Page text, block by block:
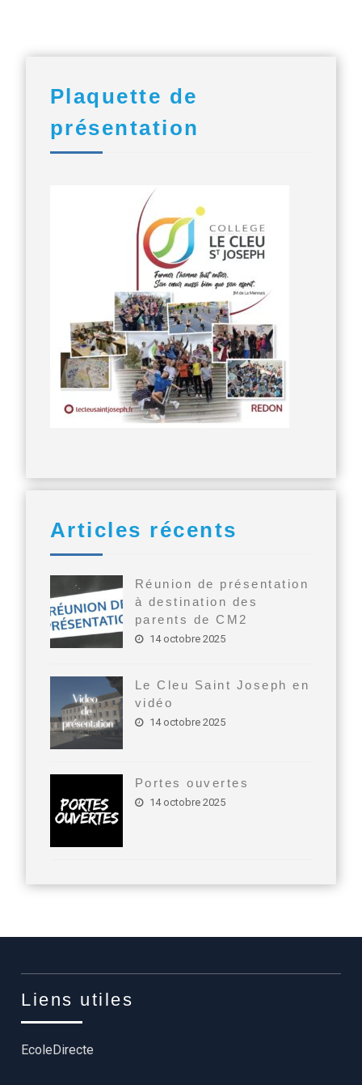
Plaquette de
présentation
Articles récents
Réunion de présentation
à destination des
parents de CM2
14 octobre 2025
Le Cleu Saint Joseph en
vidéo
14 octobre 2025
Portes ouvertes
14 octobre 2025
Liens utiles
EcoleDirecte